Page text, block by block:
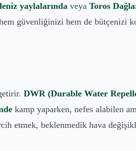
yaylalarında veya Toros
güvenliğinizi hem de bütçenizi
DWR (Durable Water
kamp yaparken, nefes alabilen
etmek, beklenmedik hava